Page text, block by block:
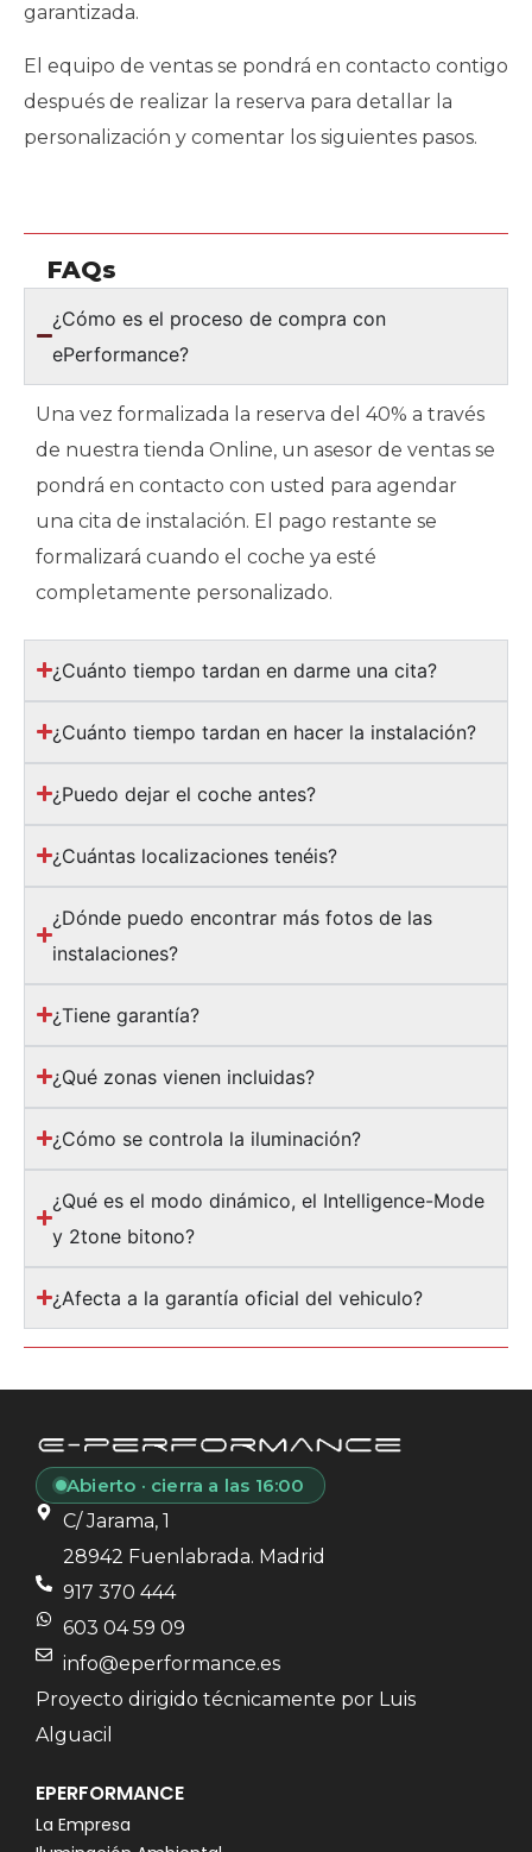
garantizada.
El equipo de ventas se pondrá en contacto contigo
después de realizar la reserva para detallar la
personalización y comentar los siguientes pasos.
FAQs
¿Cómo es el proceso de compra con
ePerformance?
Una vez formalizada la reserva del 40% a través
de nuestra tienda Online, un asesor de ventas se
pondrá en contacto con usted para agendar
una cita de instalación. El pago restante se
formalizará cuando el coche ya esté
completamente personalizado.
¿Cuánto tiempo tardan en darme una cita?
¿Cuánto tiempo tardan en hacer la instalación?
¿Puedo dejar el coche antes?
¿Cuántas localizaciones tenéis?
¿Dónde puedo encontrar más fotos de las
instalaciones?
¿Tiene garantía?
¿Qué zonas vienen incluidas?
¿Cómo se controla la iluminación?
¿Qué es el modo dinámico, el Intelligence-Mode
y 2tone bitono?
¿Afecta a la garantía oficial del vehiculo?
Abierto · cierra a las 16:00
C/ Jarama, 1
28942 Fuenlabrada. Madrid
917 370 444
603 04 59 09
info@eperformance.es
Proyecto dirigido técnicamente por Luis
Alguacil
EPERFORMANCE
La Empresa